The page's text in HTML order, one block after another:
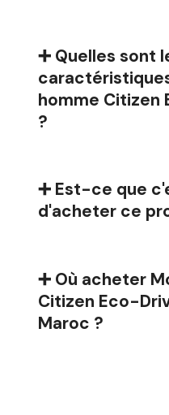
➕ Quelles sont
homme Citizen
?
➕ Est-ce que
d'acheter ce
➕ Où acheter
Citizen Eco-
Maroc ?